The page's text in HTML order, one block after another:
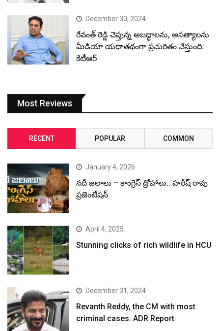
December 30, 2024
రేవంత్ రెడ్డి చెప్తున్న అబద్ధాలను, అసత్యాలను
మీడియా యథాతథంగా ప్రచురితం చేస్తుంది:
కేటీఆర్
Most Reviews
RECENT POPULAR COMMON
January 4, 2026
నదీ జలాలు – కాంగ్రెస్ ద్రోహాలు.. హరీష్ రావు
ప్రజెంటేషన్
April 4, 2025
Stunning clicks of rich wildlife in HCU
December 31, 2024
Revanth Reddy, the CM with most
criminal cases: ADR Report